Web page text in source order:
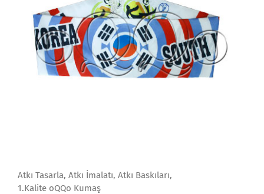
Atkı Tasarla, Atkı İmalatı, Atkı Baskıları,
1.Kalite oQQo Kumaş